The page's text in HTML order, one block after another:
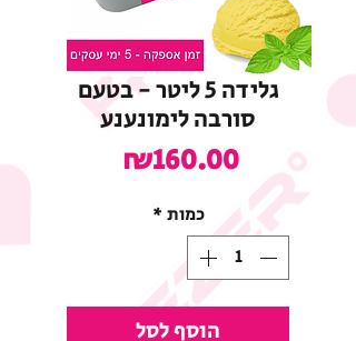
גלידה 5 ליטר - בטעם
סורבה לימונענע
₪160.00
כמות *
הוסף לסל